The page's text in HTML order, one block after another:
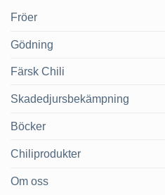
Fröer
Gödning
Färsk Chili
Skadedjursbekämpning
Böcker
Chiliprodukter
Om oss